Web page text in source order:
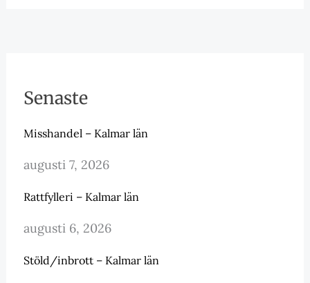
Senaste
Misshandel – Kalmar län
augusti 7, 2026
Rattfylleri – Kalmar län
augusti 6, 2026
Stöld/inbrott – Kalmar län